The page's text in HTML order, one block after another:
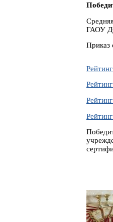
ГАОУ
Приказ